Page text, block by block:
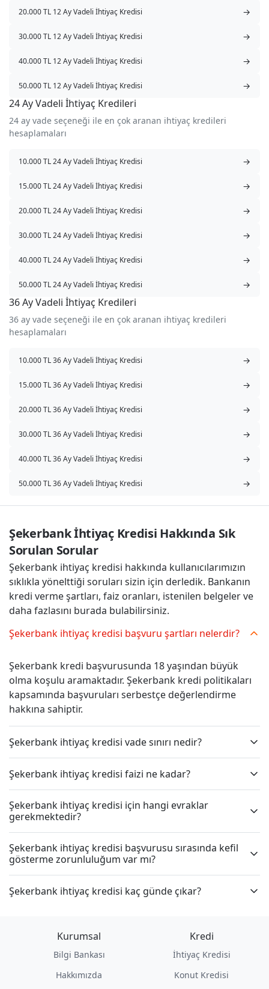
20.000 TL 12 Ay Vadeli İhtiyaç Kredisi →
30.000 TL 12 Ay Vadeli İhtiyaç Kredisi →
40.000 TL 12 Ay Vadeli İhtiyaç Kredisi →
50.000 TL 12 Ay Vadeli İhtiyaç Kredisi →
24 Ay Vadeli İhtiyaç Kredileri
24 ay vade seçeneği ile en çok aranan ihtiyaç kredileri
hesaplamaları
10.000 TL 24 Ay Vadeli İhtiyaç Kredisi →
15.000 TL 24 Ay Vadeli İhtiyaç Kredisi →
20.000 TL 24 Ay Vadeli İhtiyaç Kredisi →
30.000 TL 24 Ay Vadeli İhtiyaç Kredisi →
40.000 TL 24 Ay Vadeli İhtiyaç Kredisi →
50.000 TL 24 Ay Vadeli İhtiyaç Kredisi →
36 Ay Vadeli İhtiyaç Kredileri
36 ay vade seçeneği ile en çok aranan ihtiyaç kredileri
hesaplamaları
10.000 TL 36 Ay Vadeli İhtiyaç Kredisi →
15.000 TL 36 Ay Vadeli İhtiyaç Kredisi →
20.000 TL 36 Ay Vadeli İhtiyaç Kredisi →
30.000 TL 36 Ay Vadeli İhtiyaç Kredisi →
40.000 TL 36 Ay Vadeli İhtiyaç Kredisi →
50.000 TL 36 Ay Vadeli İhtiyaç Kredisi →
Şekerbank İhtiyaç Kredisi Hakkında Sık
Sorulan Sorular
Şekerbank ihtiyaç kredisi hakkında kullanıcılarımızın
sıklıkla yönelttiği soruları sizin için derledik. Bankanın
kredi verme şartları, faiz oranları, istenilen belgeler ve
daha fazlasını burada bulabilirsiniz.
Şekerbank ihtiyaç kredisi başvuru şartları nelerdir?
Şekerbank kredi başvurusunda 18 yaşından büyük
olma koşulu aramaktadır. Şekerbank kredi politikaları
kapsamında başvuruları serbestçe değerlendirme
hakkına sahiptir.
Şekerbank ihtiyaç kredisi vade sınırı nedir?
Şekerbank ihtiyaç kredisi faizi ne kadar?
Şekerbank ihtiyaç kredisi için hangi evraklar
gerekmektedir?
Şekerbank ihtiyaç kredisi başvurusu sırasında kefil
gösterme zorunluluğum var mı?
Şekerbank ihtiyaç kredisi kaç günde çıkar?
Kurumsal
Bilgi Bankası
Hakkımızda
Kredi
İhtiyaç Kredisi
Konut Kredisi